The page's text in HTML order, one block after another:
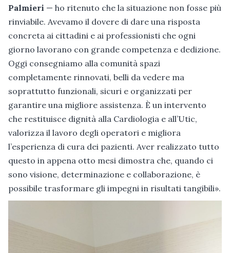
Palmieri — ho ritenuto che la situazione non fosse più
rinviabile. Avevamo il dovere di dare una risposta
concreta ai cittadini e ai professionisti che ogni
giorno lavorano con grande competenza e dedizione.
Oggi consegniamo alla comunità spazi
completamente rinnovati, belli da vedere ma
soprattutto funzionali, sicuri e organizzati per
garantire una migliore assistenza. È un intervento
che restituisce dignità alla Cardiologia e all’Utic,
valorizza il lavoro degli operatori e migliora
l’esperienza di cura dei pazienti. Aver realizzato tutto
questo in appena otto mesi dimostra che, quando ci
sono visione, determinazione e collaborazione, è
possibile trasformare gli impegni in risultati tangibili».